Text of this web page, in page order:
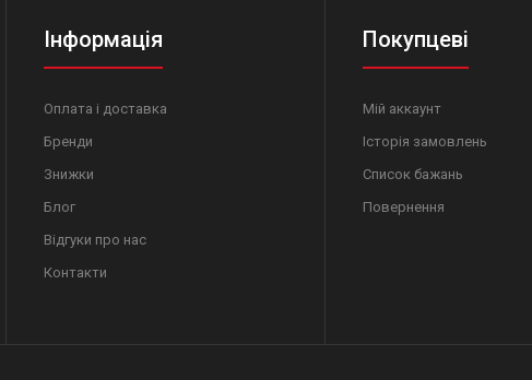
Інформація
Оплата і доставка
Бренди
Знижки
Блог
Відгуки про нас
Контакти
Покупцеві
Мій аккаунт
Історія замовлень
Список бажань
Повернення